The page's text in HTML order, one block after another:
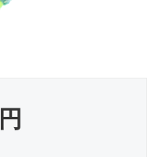
円